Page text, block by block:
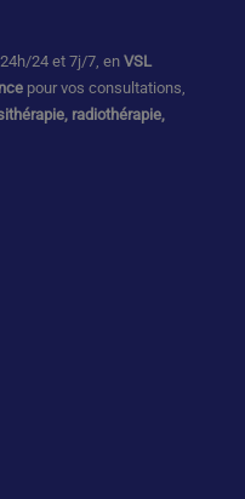
24 et 7j/7, en VSL
pour vos consultations,
radiothérapie,